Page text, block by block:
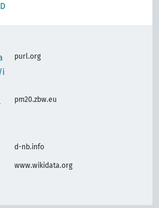
i
purl.org
pm20.zbw.eu
d-nb.info
www.wikidata.org